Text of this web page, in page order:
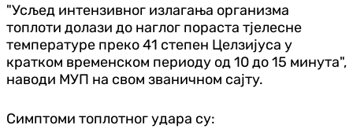
"Усљед интензивног излагања организма
топлоти долази до наглог пораста тјелесне
температуре преко 41 степен Целзијуса у
кратком временском периоду од 10 до 15 минута",
наводи МУП на свом званичном сајту.
Симптоми топлотног удара су: